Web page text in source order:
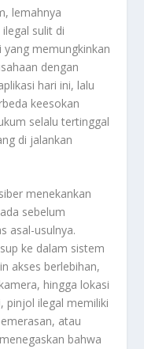
lemahnya
sulit di
yang memungkinkan
dengan
hari ini, lalu
keesokan
selalu tertinggal
di jalankan
menekankan
sebelum
asal-usulnya.
ke dalam sistem
akses berlebihan,
hingga lokasi
pinjol ilegal memiliki
atau
bahwa